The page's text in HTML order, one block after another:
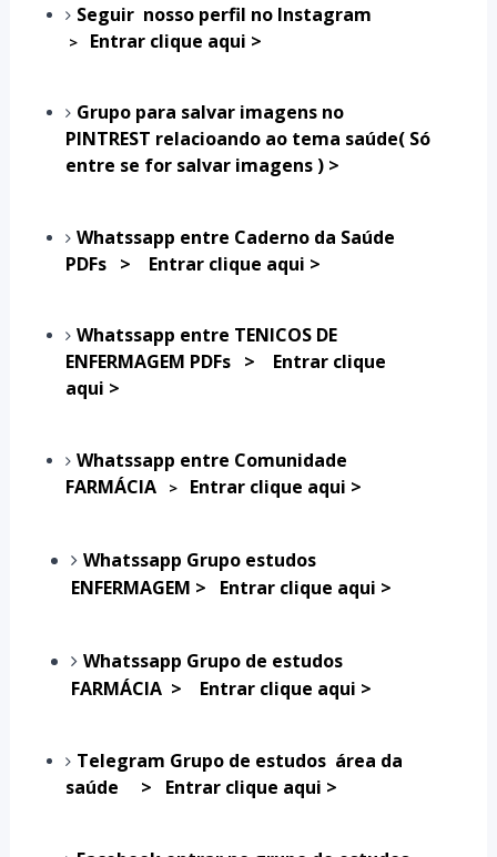
Seguir nosso perfil no Instagram
> Entrar clique aqui >
Grupo para salvar imagens no
PINTREST relacioando ao tema saúde( Só
entre se for salvar imagens )>
Whatssapp entre Caderno da Saúde
PDFs > Entrar clique aqui >
Whatssapp entre TENICOS DE
ENFERMAGEM PDFs >
Entrar clique
aqui >
Whatssapp entre Comunidade
FARMÁCIA
> Entrar clique aqui >
Whatssapp Grupo estudos
ENFERMAGEM >
Entrar clique aqui >
Whatssapp Grupo de estudos
FARMÁCIA >
Entrar clique aqui >
Telegram Grupo de estudos área da
saúde >
Entrar clique aqui >